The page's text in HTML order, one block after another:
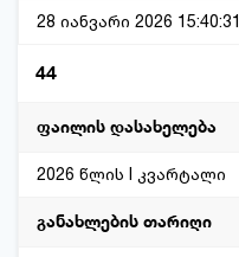
28 იანვარი 2026 15:40:31
44
2026 წლის I კვარტალი